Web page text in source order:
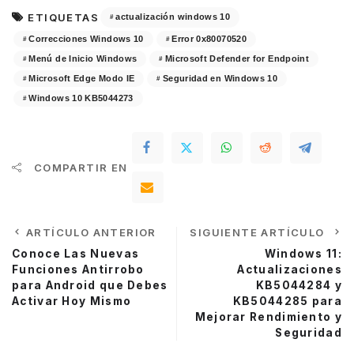
ETIQUETAS actualización windows 10
Correcciones Windows 10 Error 0x80070520
Menú de Inicio Windows Microsoft Defender for Endpoint
Microsoft Edge Modo IE Seguridad en Windows 10
Windows 10 KB5044273
COMPARTIR EN
ARTÍCULO ANTERIOR
Conoce Las Nuevas
Funciones Antirrobo
para Android que Debes
Activar Hoy Mismo
SIGUIENTE ARTÍCULO
Windows 11:
Actualizaciones
KB5044284 y
KB5044285 para
Mejorar Rendimiento y
Seguridad